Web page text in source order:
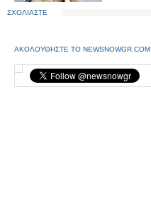
ΣΧΟΛΙΑΣΤΕ
ΑΚΟΛΟΥΘΗΣΤΕ ΤΟ NEWSNOWGR.COM